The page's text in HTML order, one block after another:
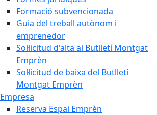
Formació subvencionada
Guia del treball autònom i
emprenedor
Sol·licitud d'alta al Butlletí Montgat
Emprèn
Sol·licitud de baixa del Butlletí
Montgat Emprèn
Empresa
Reserva Espai Emprèn